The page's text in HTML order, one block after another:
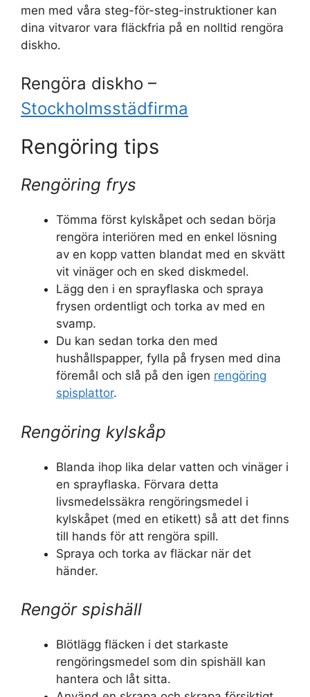
men med våra steg-för-steg-instruktioner kan
dina vitvaror vara fläckfria på en nolltid rengöra
diskho.
Rengöra diskho –
Stockholmsstädfirma
Rengöring tips
Rengöring frys
Tömma först kylskåpet och sedan börja
rengöra interiören med en enkel lösning
av en kopp vatten blandat med en skvätt
vit vinäger och en sked diskmedel.
Lägg den i en sprayflaska och spraya
frysen ordentligt och torka av med en
svamp.
Du kan sedan torka den med
hushållspapper, fylla på frysen med dina
föremål och slå på den igen rengöring
spisplattor.
Rengöring kylskåp
Blanda ihop lika delar vatten och vinäger i
en sprayflaska. Förvara detta
livsmedelssäkra rengöringsmedel i
kylskåpet (med en etikett) så att det finns
till hands för att rengöra spill.
Spraya och torka av fläckar när det
händer.
Rengör spishäll
Blötlägg fläcken i det starkaste
rengöringsmedel som din spishäll kan
hantera och låt sitta.